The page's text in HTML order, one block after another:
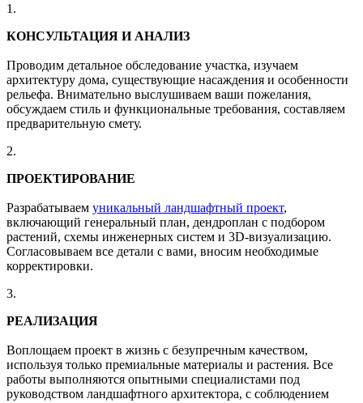
1.
КОНСУЛЬТАЦИЯ И АНАЛИЗ
Проводим детальное обследование участка, изучаем
архитектуру дома, существующие насаждения и особенности
рельефа. Внимательно выслушиваем ваши пожелания,
обсуждаем стиль и функциональные требования, составляем
предварительную смету.
2.
ПРОЕКТИРОВАНИЕ
Разрабатываем уникальный ландшафтный проект,
включающий генеральный план, дендроплан с подбором
растений, схемы инженерных систем и 3D-визуализацию.
Согласовываем все детали с вами, вносим необходимые
корректировки.
3.
РЕАЛИЗАЦИЯ
Воплощаем проект в жизнь с безупречным качеством,
используя только премиальные материалы и растения. Все
работы выполняются опытными специалистами под
руководством ландшафтного архитектора, с соблюдением